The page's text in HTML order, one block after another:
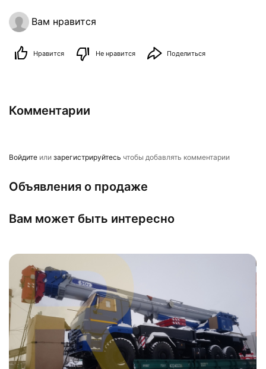
Вам нравится
Нравится Не нравится Поделиться
Комментарии
Войдите или зарегистрируйтесь чтобы добавлять комментарии
Объявления о продаже
Вам может быть интересно